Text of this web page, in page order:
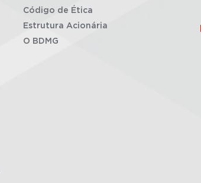
Código de Ética
Estrutura Acionária
O BDMG